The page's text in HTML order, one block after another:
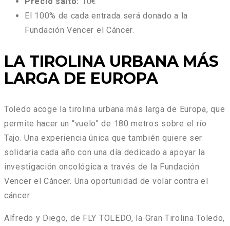
El 100% de cada entrada será donado a la
Fundación Vencer el Cáncer.
LA TIROLINA URBANA MÁS
LARGA DE EUROPA
Toledo acoge la tirolina urbana más larga de Europa, que
permite hacer un “vuelo” de 180 metros sobre el río
Tajo. Una experiencia única que también quiere ser
solidaria cada año con una día dedicado a apoyar la
investigación oncológica a través de la Fundación
Vencer el Cáncer. Una oportunidad de volar contra el
cáncer.
Alfredo y Diego, de FLY TOLEDO, la Gran Tirolina Toledo,